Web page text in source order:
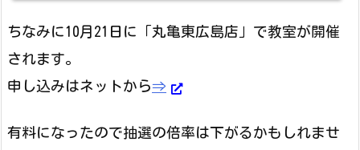
ちなみに10月21日に「丸亀東広島店」で教室が開催
されます。
申し込みはネットから⇒
有料になったので抽選の倍率は下がるかもしれませ